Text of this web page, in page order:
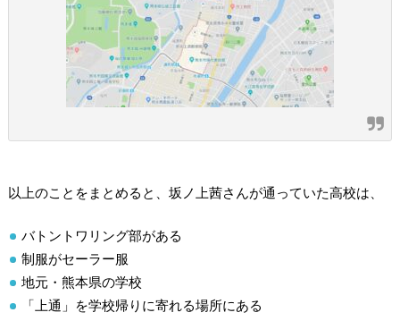
以上のことをまとめると、坂ノ上茜さんが通っていた高校は、
バトントワリング部がある
制服がセーラー服
地元・熊本県の学校
「上通」を学校帰りに寄れる場所にある